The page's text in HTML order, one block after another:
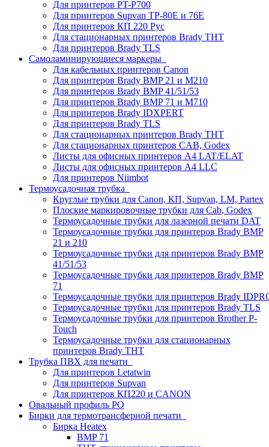
Для принтеров PT-P700
Для принтеров Supvan TP-80E и 76E
Для принтеров КП 220 Рус
Для стационарных принтеров Brady THT
Для принтеров Brady TLS
Самоламинирующиеся маркеры
Для кабельных принтеров Canon
Для принтеров Brady BMP 21 и M210
Для принтеров Brady BMP 41/51/53
Для принтеров Brady BMP 71 и M710
Для принтеров Brady IDXPERT
Для принтеров Brady TLS
Для стационарных принтеров Brady THT
Для стационарных принтеров CAB, Godex
Листы для офисных принтеров А4 LAT/ELAT
Листы для офисных принтеров А4 LLC
Для принтеров Niimbot
Термоусадочная трубка
Круглые трубки для Canon, КП, Supvan, LM, Partex
Плоские маркировочные трубки для Cab, Godex
Термоусадочные трубки для лазерной печати DAT
Термоусадочные трубки для принтеров Brady BMP
21 и 210
Термоусадочные трубки для принтеров Brady BMP
41/51/53
Термоусадочные трубки для принтеров Brady BMP
71
Термоусадочные трубки для принтеров Brady
Термоусадочные трубки для принтеров Brady TLS
Термоусадочные трубки для принтеров Brother P-
Touch
Термоусадочные трубки для стационарных
принтеров Brady THT
Трубка ПВХ для печати
Для принтеров Letatwin
Для принтеров Supvan
Для принтеров КП220 и CANON
Овальный профиль PO
Бирки для термотрансферной печати
Бирка Heatex
BMP 71